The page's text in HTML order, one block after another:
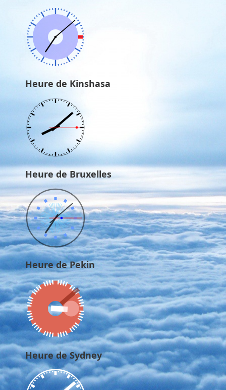
Heure de Kinshasa
Heure de Bruxelles
Heure de Pekin
Heure de Sydney